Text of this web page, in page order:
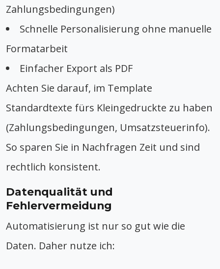
Zahlungsbedingungen)
Schnelle Personalisierung ohne manuelle
Formatarbeit
Einfacher Export als PDF
Achten Sie darauf, im Template
Standardtexte fürs Kleingedruckte zu haben
(Zahlungsbedingungen, Umsatzsteuerinfo).
So sparen Sie in Nachfragen Zeit und sind
rechtlich konsistent.
Datenqualität und
Fehlervermeidung
Automatisierung ist nur so gut wie die
Daten. Daher nutze ich: